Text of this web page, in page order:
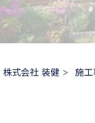
株式会社 装健 > 施工